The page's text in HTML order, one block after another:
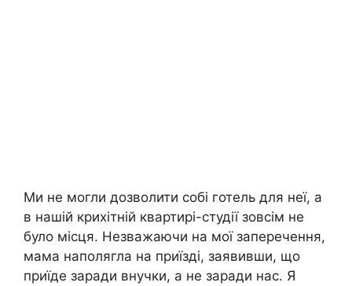
Ми не могли дозволити собі готель для неї, а
в нашій крихітній квартирі-студії зовсім не
було місця. Незважаючи на мої заперечення,
мама наполягла на приїзді, заявивши, що
приїде заради внучки, а не заради нас. Я